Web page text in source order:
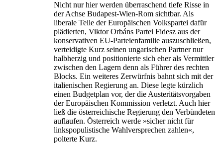
Nicht nur hier werden überraschend tiefe Risse in
der Achse Budapest-Wien-Rom sichtbar. Als
liberale Teile der Europäischen Volkspartei dafür
plädierten, Viktor Orbáns Partei Fidesz aus der
konservativen EU-Parteienfamilie auszuschließen,
verteidigte Kurz seinen ungarischen Partner nur
halbherzig und positionierte sich eher als Vermittler
zwischen den Lagern denn als Führer des rechten
Blocks. Ein weiteres Zerwürfnis bahnt sich mit der
italienischen Regierung an. Diese legte kürzlich
einen Budgetplan vor, der die Austeritätsvorgaben
der Europäischen Kommission verletzt. Auch hier
ließ die österreichische Regierung den Verbündeten
auflaufen. Österreich werde »sicher nicht für
linkspopulistische Wahlversprechen zahlen«,
polterte Kurz.